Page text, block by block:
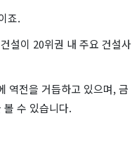
죠.
설이 20위권 내 주요 건설사
역전을 거듭하고 있으며, 금
볼 수 있습니다.